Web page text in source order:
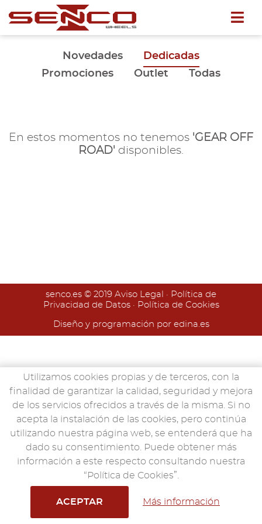
Utilizamos cookies propias y de terceros, con la
finalidad de garantizar la calidad, seguridad y mejora
de los servicios ofrecidos a través de la misma. Si no
acepta la instalación de las cookies, pero continúa
utilizando nuestra página web, se entenderá que ha
dado su consentimiento. Puede obtener más
información a este respecto consultando nuestra
“Política de Cookies”.
ACEPTAR Más información
Novedades
Dedicadas
Promociones
Outlet Todas
En estos momentos no tenemos 'GEAR OFF
ROAD' disponibles.
senco.es © 2019 Aviso Legal · Política de
Privacidad de Datos· Política de Cookies
Diseño y programación por edina.es